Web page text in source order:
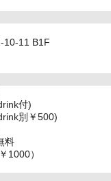
10-11 B1F
付)
別￥500)
料
1000）